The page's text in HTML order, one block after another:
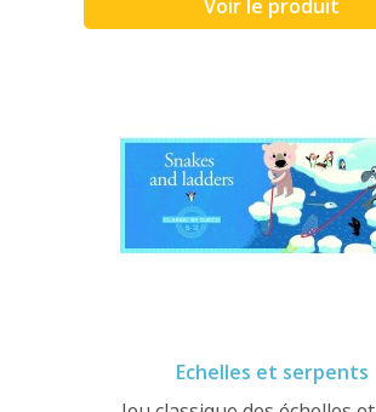
Voir le produit
Echelles et serpents